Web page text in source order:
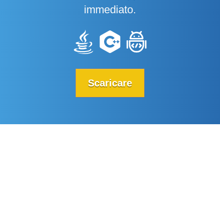
immediato.
Scaricare